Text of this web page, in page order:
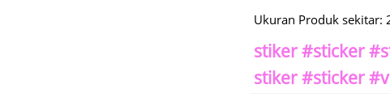
Ukuran Produk sekitar:
stiker #sticker
stiker #sticker